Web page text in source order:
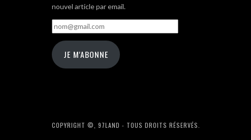
nouvel article par email.
nom@gmail.com
JE M'ABONNE
COPYRIGHT ©, 97LAND - TOUS DROITS RÉSERVÉS.